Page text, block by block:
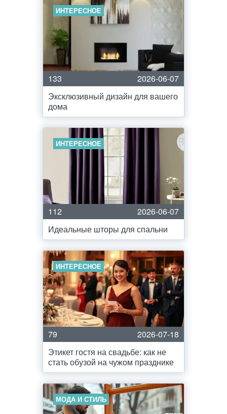
ИНТЕРЕСНОЕ
133
2026-06-07
Эксклюзивный дизайн для вашего
дома
ИНТЕРЕСНОЕ
112
2026-06-07
Идеальные шторы для спальни
ИНТЕРЕСНОЕ
79
2026-07-18
Этикет гостя на свадьбе: как не
стать обузой на чужом празднике
МОДА И СТИЛЬ